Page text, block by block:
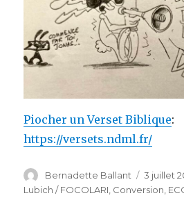
Piocher un Verset Biblique:
https://versets.ndml.fr/
Auteur
Bernadette Ballant
Publié
le
3 juillet
Lubich / FOCOLARI Conversion